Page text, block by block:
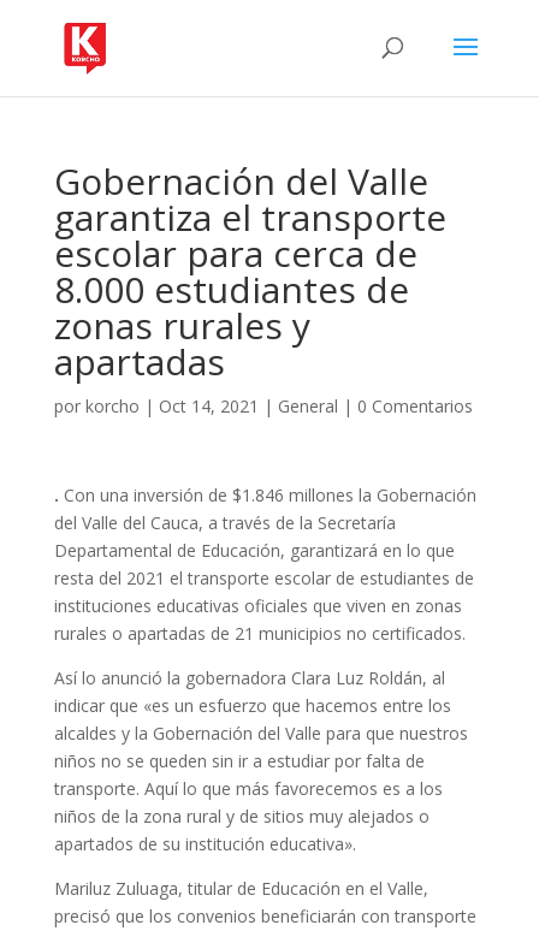
Gobernación del Valle
garantiza el transporte
escolar para cerca de
8.000 estudiantes de
zonas rurales y
apartadas
por korcho | Oct 14, 2021 | General | 0 Comentarios
. Con una inversión de $1.846 millones la Gobernación
del Valle del Cauca, a través de la Secretaría
Departamental de Educación, garantizará en lo que
resta del 2021 el transporte escolar de estudiantes de
instituciones educativas oficiales que viven en zonas
rurales o apartadas de 21 municipios no certificados.
Así lo anunció la gobernadora Clara Luz Roldán, al
indicar que «es un esfuerzo que hacemos entre los
alcaldes y la Gobernación del Valle para que nuestros
niños no se queden sin ir a estudiar por falta de
transporte. Aquí lo que más favorecemos es a los
niños de la zona rural y de sitios muy alejados o
apartados de su institución educativa».
Mariluz Zuluaga, titular de Educación en el Valle,
precisó que los convenios beneficiarán con transporte